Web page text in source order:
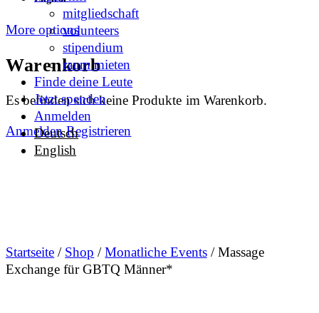
More options
Warenkorb
Es befinden sich keine Produkte im Warenkorb.
Anmelden Registrieren
mitgliedschaft
volunteers
stipendium
raum mieten
Finde deine Leute
Jetzt spenden
Anmelden
Deutsch
English
Startseite / Shop /Monatliche Events/ Massage
Exchange für GBTQ Männer*